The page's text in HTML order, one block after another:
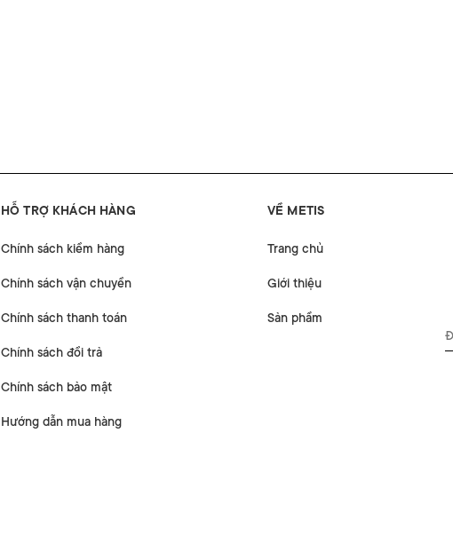
HỖ TRỢ KHÁCH HÀNG
Chính sách kiểm hàng
Chính sách vận chuyển
Chính sách thanh toán
Chính sách đổi trả
Chính sách bảo mật
Hướng dẫn mua hàng
VỀ METIS
Trang chủ
Giới thiệu
Sản phẩm